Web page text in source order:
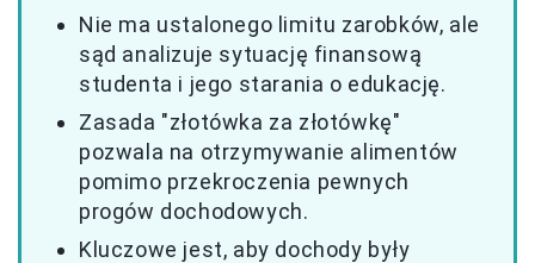
Nie ma ustalonego limitu zarobków, ale
sąd analizuje sytuację finansową
studenta i jego starania o edukację.
Zasada "złotówka za złotówkę"
pozwala na otrzymywanie alimentów
pomimo przekroczenia pewnych
progów dochodowych.
Kluczowe jest, aby dochody były